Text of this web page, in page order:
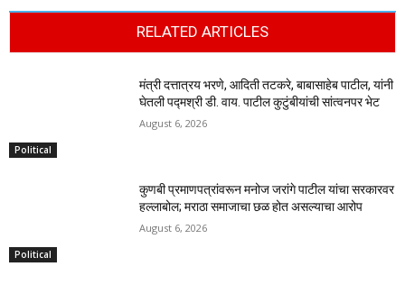
RELATED ARTICLES
Political
मंत्री दत्तात्रय भरणे, आदिती तटकरे, बाबासाहेब पाटील, यांनी
घेतली पद्मश्री डी. वाय. पाटील कुटुंबीयांची सांत्वनपर भेट
August 6, 2026
Political
कुणबी प्रमाणपत्रांवरून मनोज जरांगे पाटील यांचा सरकारवर
हल्लाबोल; मराठा समाजाचा छळ होत असल्याचा आरोप
August 6, 2026